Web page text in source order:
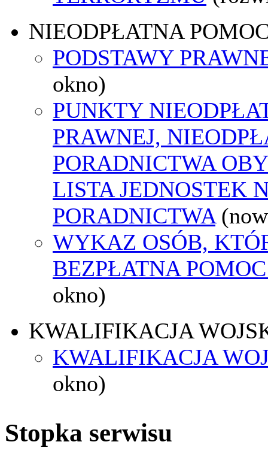
NIEODPŁATNA
PODSTAWY
okno)
PUNKTY
PRAWNEJ,
PORADNICTWA
LISTA JEDNOSTEK
PORADNICTWA
WYKAZ OSÓB,
BEZPŁATNA
okno)
KWALIFIKACJA
KWALIFIKACJA
okno)
Stopka serwisu